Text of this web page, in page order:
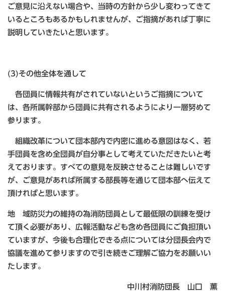
ご意見に沿えない場合や、当時の方針から少し変わってきて
いるところもあるかもしれませんが、ご指摘があれば丁寧に
説明していきたいと思います。
(3)その他全体を通して
各団員に情報共有がされていないというご指摘について
は、各所属幹部から団員に共有されるようにより一層努めて
参ります。
組織改革について団本部内で内密に進める意図はなく、若
手団員を含め全団員が自分事として考えていただきたいと考
えております。すべての意見を反映させることは難しいです
が、ご意見があれば所属する部長等を通じて団本部へ伝えて
頂ければと思います。
地 域防災力の維持の為消防団員として最低限の訓練を受け
て頂く必要があり、広報活動なども含め各団員にご負担頂い
ていますが、今後も合理化できる点については分団長会内で
協議を進めて参りますので引き続きご理解ご協力をお願いい
たします。
中川村消防団長 山口 薫